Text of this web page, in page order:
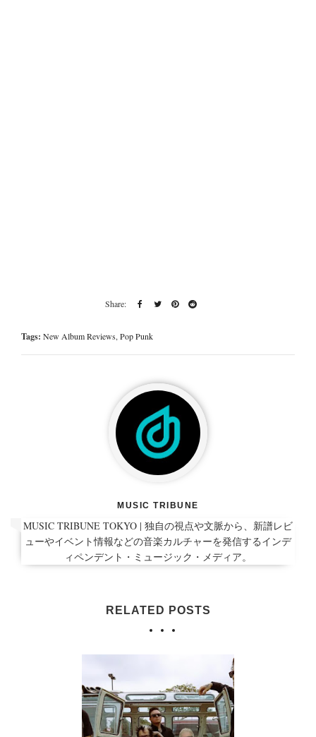
Tags: New Album Reviews,Pop Punk
MUSIC TRIBUNE
MUSIC TRIBUNE TOKYO | 独自の視点や文脈から、新譜レビ
ューやイベント情報などの音楽カルチャーを発信するインデ
ィペンデント・ミュージック・メディア。
RELATED POSTS